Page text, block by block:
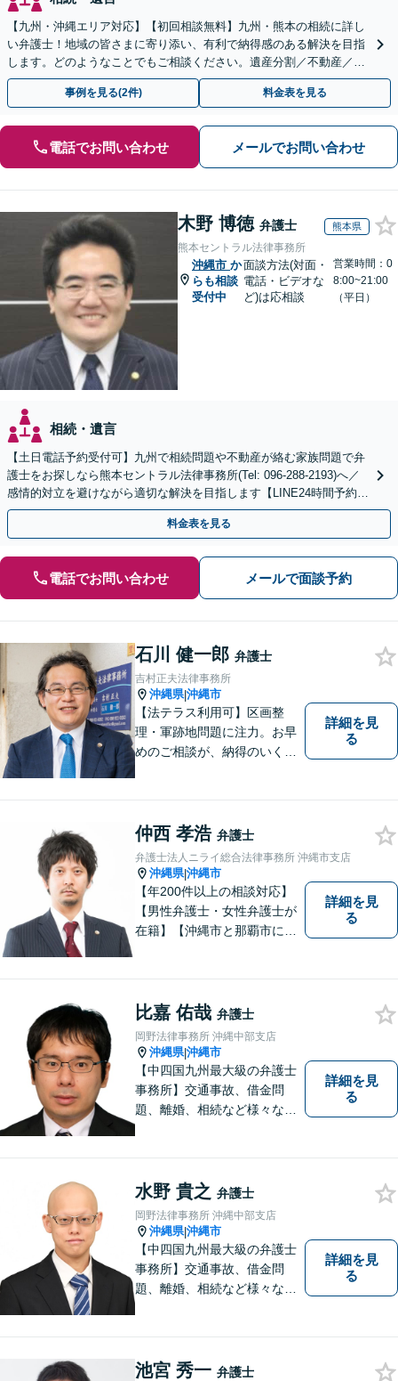
【九州・沖縄エリア対応】【初回相談無料】九州・熊本の相続に詳し
い弁護士！地域の皆さまに寄り添い、有利で納得感のある解決を目指
します。どのようなことでもご相談ください。遺産分割／不動産／遺
言書／使い込み／寄与分／遺留分／相続放棄【完全個室】
事例を見る(2件) 料金表を見る
電話でお問い合わせ メールでお問い合わせ
木野 博徳 弁護士 熊本県
熊本セントラル法律事務所
沖縄市 か
らも相談
受付中
面談方法(対面・
電話・ビデオな
ど)は応相談
営業時間：0
8:00~21:00
（平日）
相続・遺言
【土日電話予約受付可】九州で相続問題や不動産が絡む家族問題で弁
護士をお探しなら熊本セントラル法律事務所(Tel: 096-288-2193)へ／
感情的対立を避けながら適切な解決を目指します【LINE24時間予約受
付可】【休日・夜間相談可】
料金表を見る
電話でお問い合わせ メールで面談予約
石川 健一郎 弁護士
吉村正夫法律事務所
沖縄県|沖縄市
【法テラス利用可】区画整
理・軍跡地問題に注力。お早
めのご相談が、納得のいく解
代理人として全力でサポート
します【分割払い可】【休日
夜間対応】【駐車場あり】
詳細を見
る
仲西 孝浩 弁護士
弁護士法人ニライ総合法律事務所 沖縄市支店
沖縄県|沖縄市
【年200件以上の相談対応】
【男性弁護士・女性弁護士が
在籍】【沖縄市と那覇市に事
す。「沖縄ならではの習慣」
を熟知した弁護士が多数在
籍。
詳細を見
る
比嘉 佑哉 弁護士
岡野法律事務所 沖縄中部支店
沖縄県|沖縄市
【中四国九州最大級の弁護士
事務所】交通事故、借金問
題、離婚、相続など様々な問
い！
詳細を見
る
水野 貴之 弁護士
岡野法律事務所 沖縄中部支店
沖縄県|沖縄市
【中四国九州最大級の弁護士
事務所】交通事故、借金問
題、離婚、相続など様々な問
い！
詳細を見
る
池宮 秀一 弁護士